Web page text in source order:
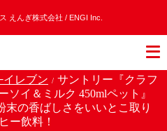
えんぎ株式会社 / ENGI Inc.
イレブン / サントリー『クラフ
ソイ＆ミルク 450mlペット』
の香ばしさをいいとこ取り
ー飲料！